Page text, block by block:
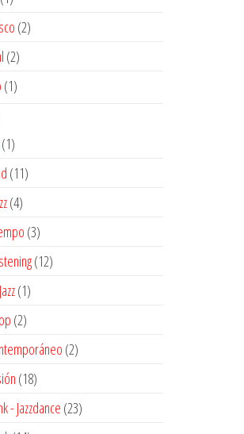
producto
22
22
productos
11
11
producto
1111
44
productos
33
productos
1212
11
22
productos22
1818
productos
- Jazzdance 2323